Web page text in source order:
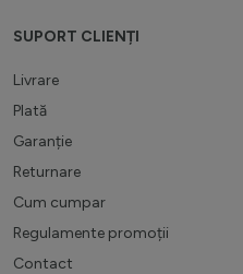
SUPORT CLIENȚI
Livrare
Plată
Garanție
Returnare
Cum cumpar
Regulamente promoții
Contact